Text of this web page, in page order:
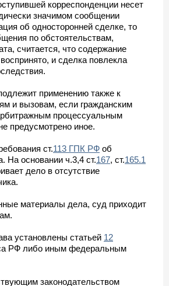
корреспонденции несет
значимом сообщении
об односторонней сделке, то
по обстоятельствам,
считается, что содержание
и сделка повлекла
применению также к
и вызовам, если гражданским
процессуальным
предусмотрено иное.
ст.113 ГПК РФ об
На основании ч.3,4 ст.167, ст.165.1
дело в отсутствие
материалы дела, суд приходит
установлены статьей 12
РФ либо иным федеральным
законодательством